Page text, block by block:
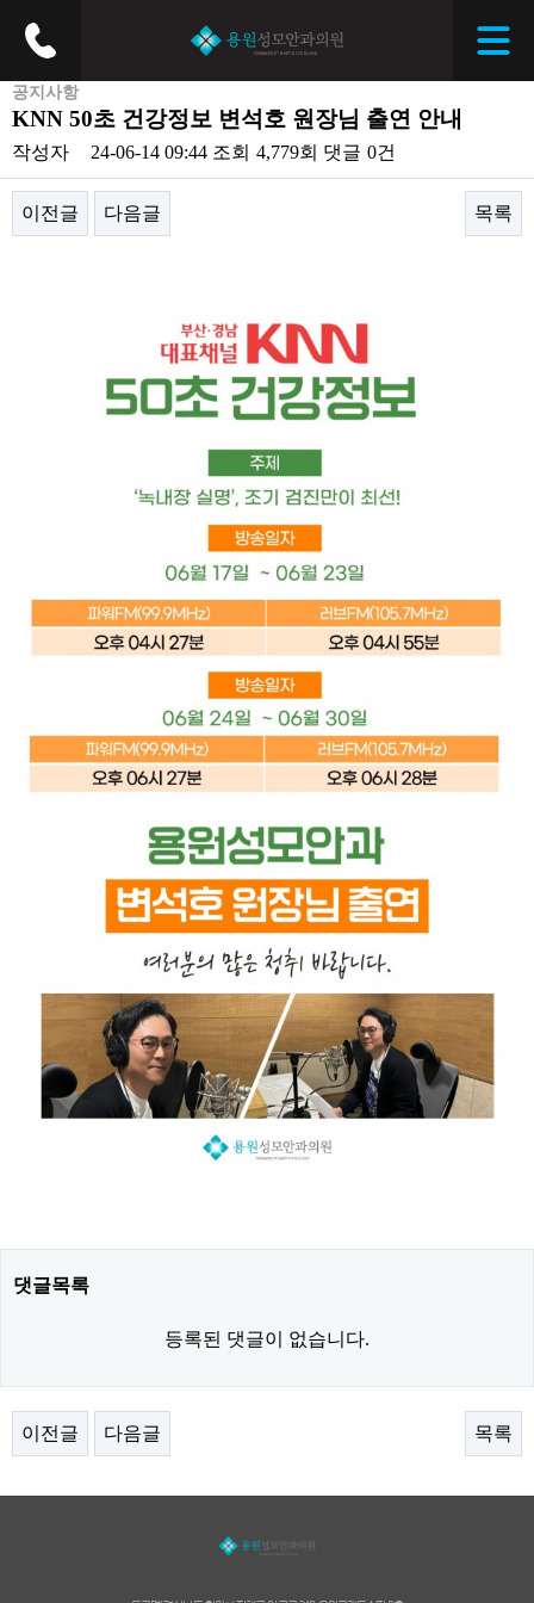
공지사항
KNN 50초 건강정보 변석호 원장님 출연 안내
작성자 24-06-14 09:44 조회 4,779회 댓글 0건
이전글 다음글 목록
댓글목록
등록된 댓글이 없습니다.
이전글 다음글 목록